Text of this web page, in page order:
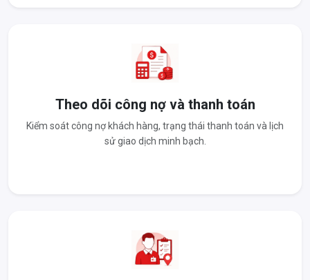
Theo dõi công nợ và thanh toán
Kiểm soát công nợ khách hàng, trạng thái thanh toán và lịch
sử giao dịch minh bạch.